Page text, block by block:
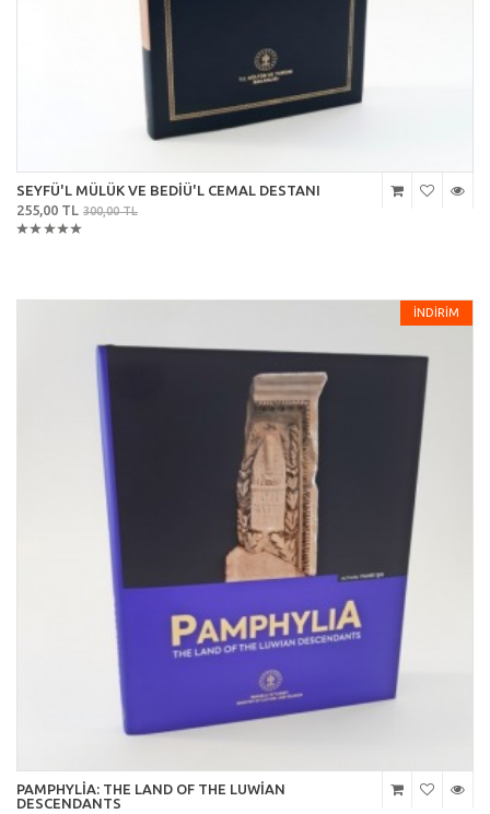
SEYFÜ'L MÜLÜK VE BEDİÜ'L CEMAL DESTANI
255,00 TL 300,00 TL
İNDİRİM
PAMPHYLİA: THE LAND OF THE LUWİAN
DESCENDANTS